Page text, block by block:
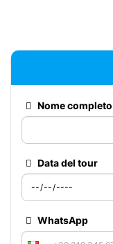
Nome completo
Data del tour
WhatsApp